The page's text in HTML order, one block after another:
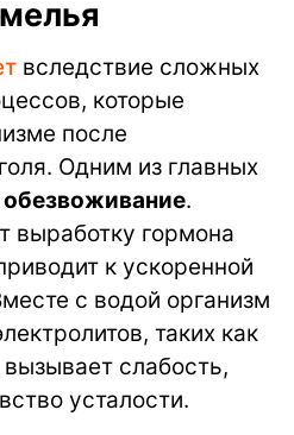
вследствие сложных
которые
после
Одним из главных
обезвоживание.
выработку гормона
к ускоренной
с водой организм
таких как
вызывает слабость,
усталости.